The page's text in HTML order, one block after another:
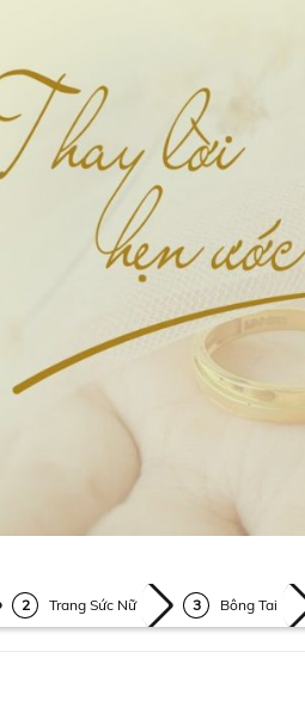
Trang Sức Nữ Bông Tai